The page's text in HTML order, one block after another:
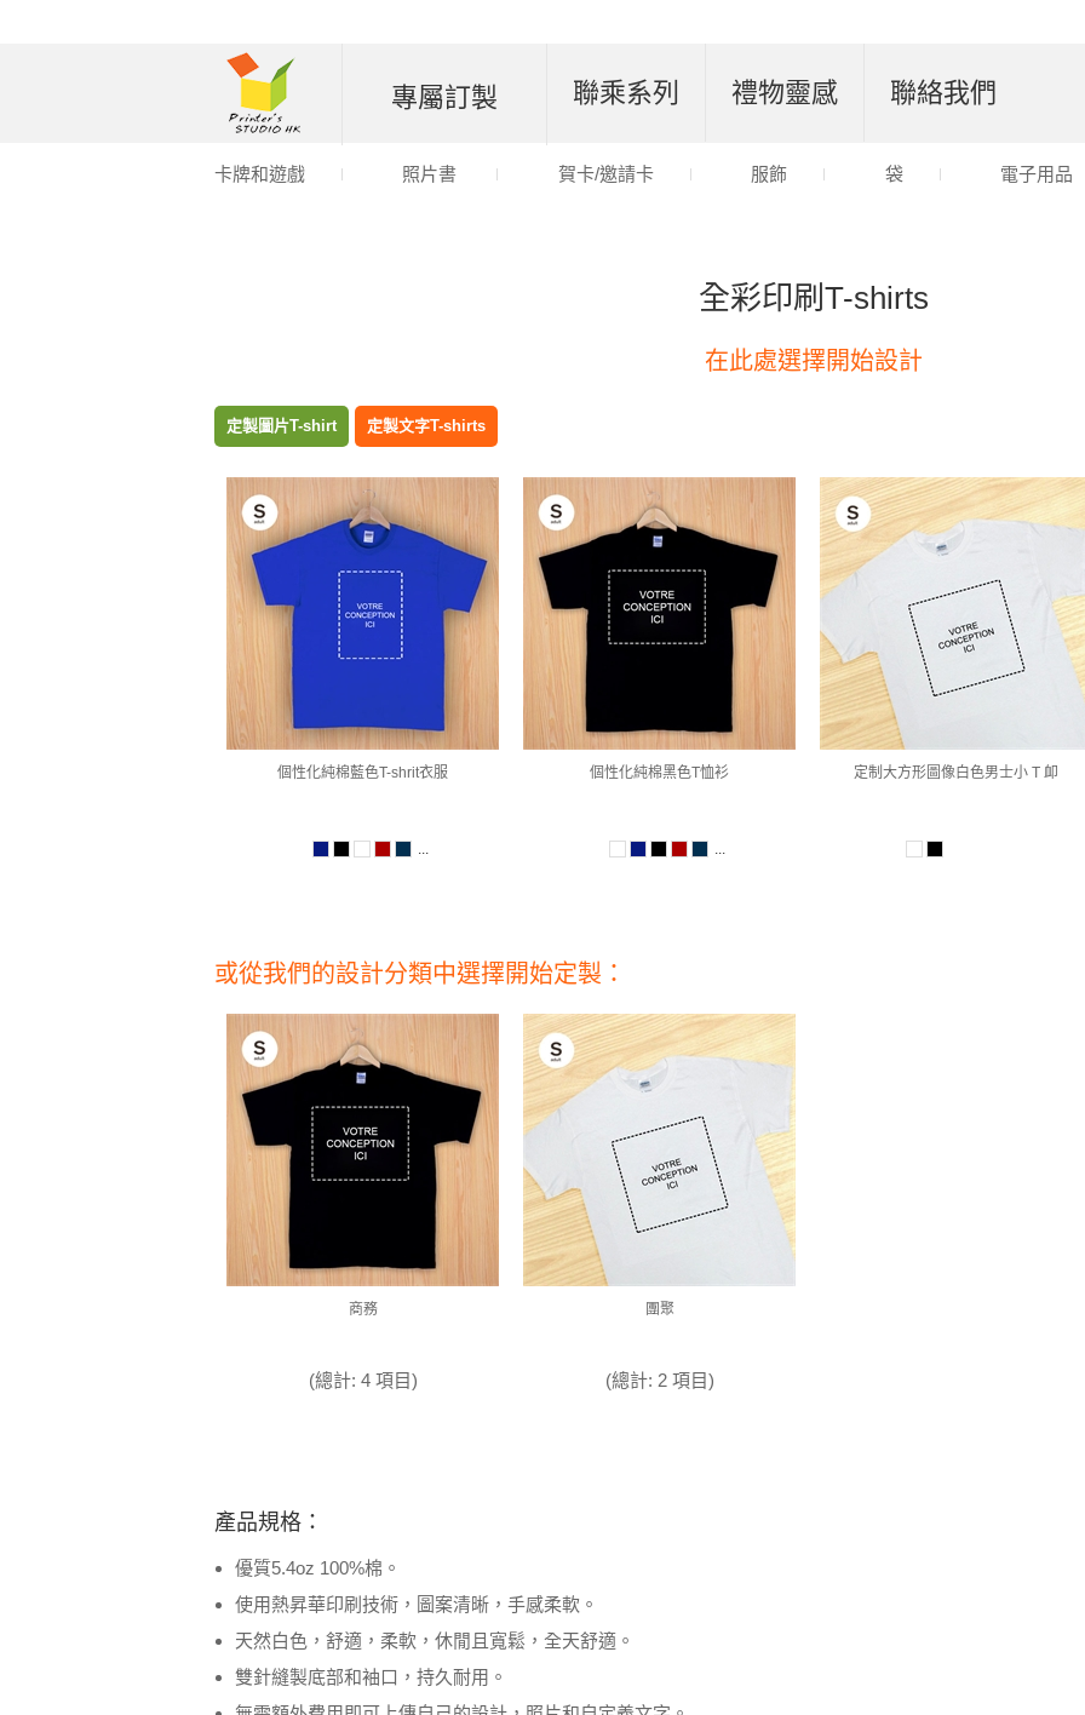
全彩印刷T-shirts
在此處選擇開始設計
定製圖片T-shirt 定製文字T-shirts
個性化純棉藍色T-shrit衣服
...
個性化純棉黑色T恤衫
...
定制大方形圖像白色男士小 T 卹
或從我們的設計分類中選擇開始定製：
商務
(總計: 4 項目)
團聚
(總計: 2 項目)
產品規格：
優質5.4oz 100%棉。
使用熱昇華印刷技術，圖案清晰，手感柔軟。
天然白色，舒適，柔軟，休閒且寬鬆，全天舒適。
雙針縫製底部和袖口，持久耐用。
專屬訂製 聯乘系列 禮物靈感 聯絡我們
卡牌和遊戲 照片書 賀卡/邀請卡 服飾 袋 電子用品